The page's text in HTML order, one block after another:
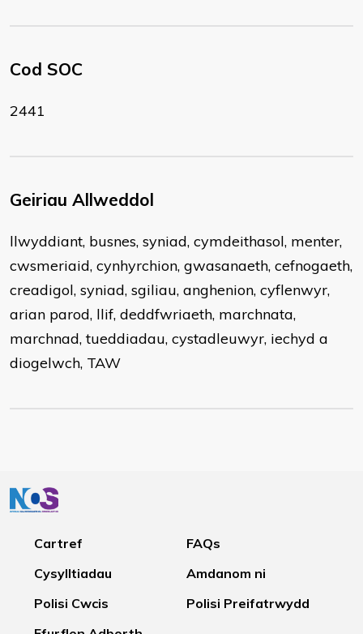
Cod SOC
2441
Geiriau Allweddol
llwyddiant, busnes, syniad, cymdeithasol, menter,
cwsmeriaid, cynhyrchion, gwasanaeth, cefnogaeth,
creadigol, syniad, sgiliau, anghenion, cyflenwyr,
arian parod, llif, deddfwriaeth, marchnata,
marchnad, tueddiadau, cystadleuwyr, iechyd a
diogelwch, TAW
Cartref
FAQs
Cysylltiadau
Amdanom ni
Polisi Cwcis
Polisi Preifatrwydd